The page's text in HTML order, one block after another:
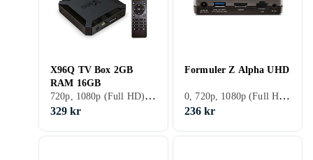
X96Q TV Box 2GB
RAM 16GB
720p, 1080p (Full HD), 1080i, 2160p (4K Ultra HD), Inbyggd hårddisk
329 kr
Formuler Z Alpha UHD
0, 720p, 1080p (Full HD), 2160p (4K Ultra HD), Bredband
236 kr